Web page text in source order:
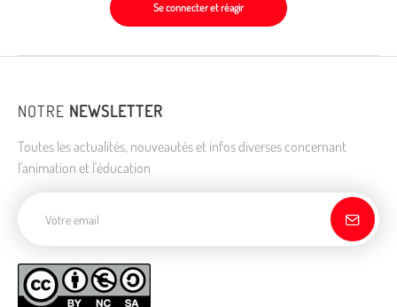
Se connecter et réagir
NOTRE NEWSLETTER
Toutes les actualités, nouveautés et infos diverses concernant
l'animation et l'éducation